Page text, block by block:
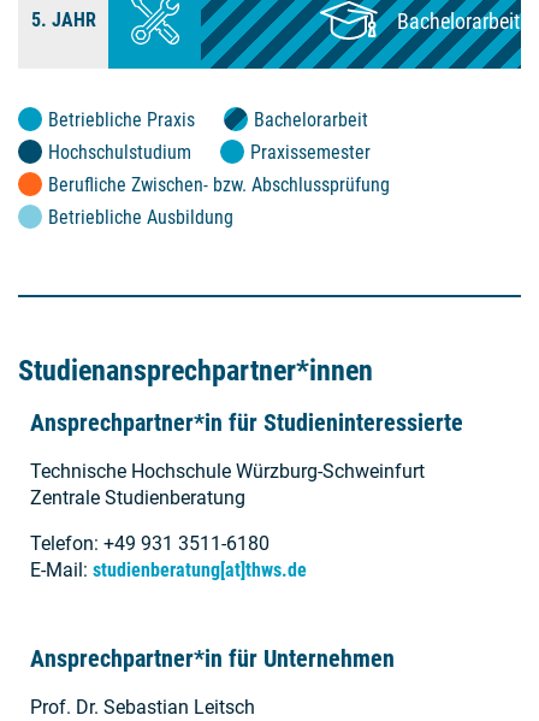
5. JAHR
Betriebliche Praxis
Bachelorarbeit
Hochschulstudium
Praxissemester
Berufliche Zwischen- bzw. Abschlussprüfung
Betriebliche Ausbildung
Studien­ansprech­partner*innen
Ansprechpartner*in für Studieninteressierte
Technische Hochschule Würzburg-Schweinfurt
Zentrale Studienberatung
Telefon: +49 931 3511-6180
E-Mail: studienberatung[at]thws.de
Ansprechpartner*in für Unternehmen
Prof. Dr. Sebastian Leitsch